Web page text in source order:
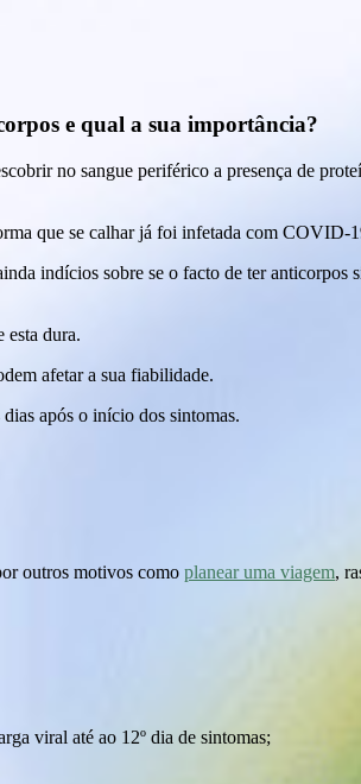
e qual a sua importância?
no sangue periférico a presença de
que se calhar já foi infetada com
indícios sobre se o facto de ter
esta dura.
afetar a sua fiabilidade.
após o início dos sintomas.
outros motivos como planear uma viagem,
viral até ao 12º dia de sintomas;